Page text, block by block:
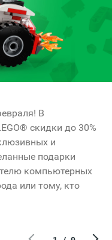
В
скидки до 30%
и
подарки
компьютерных
или тому, кто